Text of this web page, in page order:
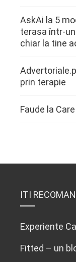
AskAi la 5
terasa într-
chiar la tine
prin terapie
Faude la
ITI
Experiente
Fitted – un